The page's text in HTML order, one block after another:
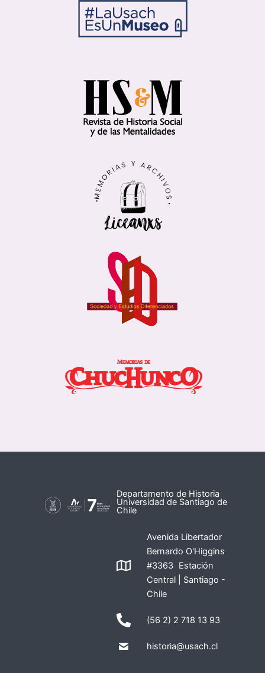
Departamento de Historia
Universidad de Santiago de
Chile
Avenida Libertador
Bernardo O'Higgins
#3363 Estación
Central | Santiago -
Chile
(56 2) 2 718 13 93
historia@usach.cl